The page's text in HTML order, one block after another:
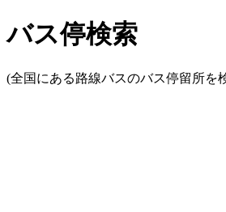
バス停検索
(全国にある路線バスのバス停留所を